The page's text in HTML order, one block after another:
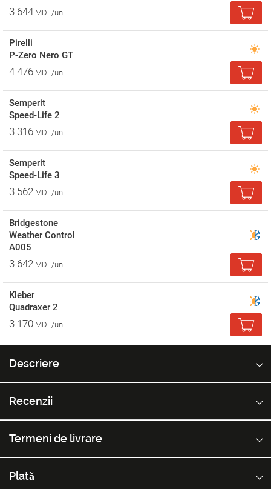
3 644 MDL/un
Pirelli
P-Zero Nero GT
4 476 MDL/un
Semperit
Speed-Life 2
3 316 MDL/un
Semperit
Speed-Life 3
3 562 MDL/un
Bridgestone
Weather Control
A005
3 642 MDL/un
Kleber
Quadraxer 2
3 170 MDL/un
Descriere
Recenzii
Termeni de livrare
Plată